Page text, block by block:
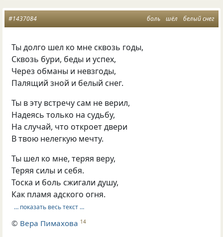
боль шёл белый снег
#1437084
Ты долго шел ко мне сквозь годы,
Сквозь бури, беды и успех,
Через обманы и невзгоды,
Палящий зной и белый снег.
Ты в эту встречу сам не верил,
Надеясь только на судьбу,
На случай, что откроет двери
В твою нелегкую мечту.
Ты шел ко мне, теряя веру,
Теряя силы и себя.
Тоска и боль сжигали душу,
Как пламя адского огня.
… показать весь текст …
© Вера Пимахова 14